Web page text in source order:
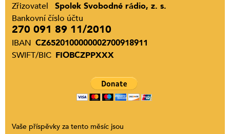
Zřizovatel
Spolek Svobodné rádio, z. s.
Bankovní číslo účtu
270 091 89 11/2010
IBAN CZ6520100000002700918911
SWIFT/BIC FIOBCZPPXXX
Vaše příspěvky za tento měsíc jsou